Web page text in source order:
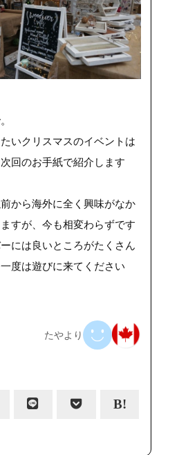
いクリスマスのイベントは
回のお手紙で紹介します
から海外に全く興味がなか
すが、今も相変わらずです
には良いところがたくさん
度は遊びに来てください
たやより